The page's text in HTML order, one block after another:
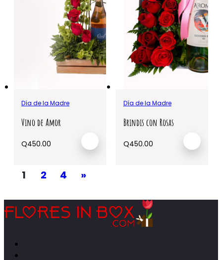
Día de la Madre
Vino de Amor
Q450.00
Día de la Madre
Brindis con Rosas
Q450.00
1 2 4 »